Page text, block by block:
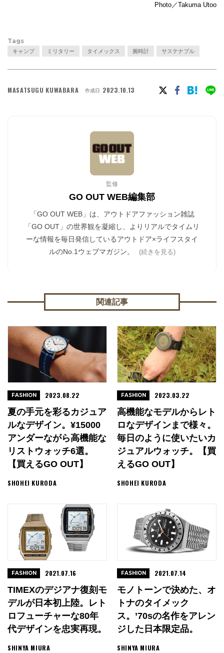
Photo／Takuma Utoo
Tags
キャンプ ミリタリー タイメックス 腕時計 サステナブル
MASATSUGU KUWABARA 作成日 2023.10.13
監修
GO OUT WEB編集部
「GO OUT WEB」は、アウトドアファッション雑誌
「GO OUT」の世界観を凝縮し、よりリアルでタイムリ
ーな情報を毎日発信しているアウトドア×ライフスタイ
ルのNo.1ウェブマガジン。
(続きを見る)
関連記事
夏の手元を彩るカジュア
ルなデザイン。¥15000
アンダーながら高機能な
リストウォッチ6選。
【買えるGO OUT】
SHOHEI KURODA
FASHION 2023.08.22
高機能なモデルからレト
ロなデザインまで様々。
毎日のように使いたいカ
ジュアルウォッチ。【買
えるGO OUT】
SHOHEI KURODA
FASHION 2023.03.22
TIMEXのデジアナ復刻モ
デルが日本初上陸。レト
ロフューチャーな80年
代デザインを忠実再現。
SHINYA MIURA
FASHION 2021.07.16
モノトーンで決めた、オ
トナのタイメック
ス。’70sの名作をアレン
ジした日本限定品。
SHINYA MIURA
FASHION 2021.07.14